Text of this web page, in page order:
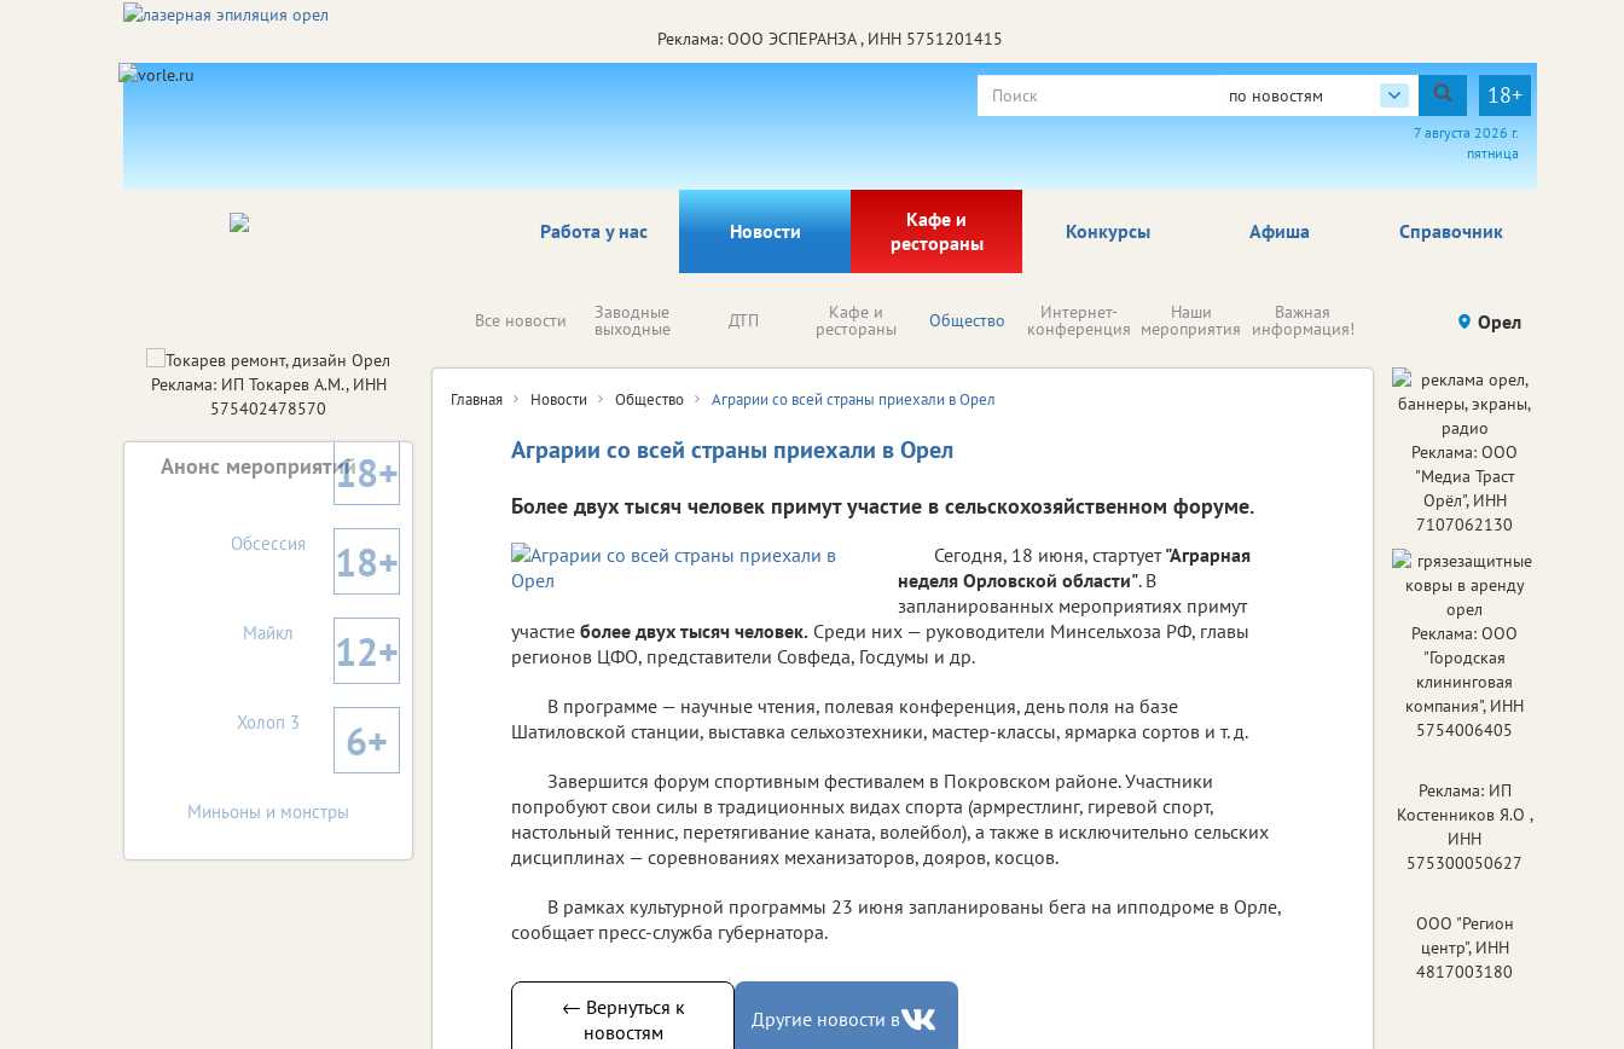
Реклама: ООО ЭСПЕРАНЗА , ИНН 5751201415
по новостям 18+
7 августа 2026 г.
пятница
Работа у нас Новости
Кафе и
рестораны
Афиша Справочник
Конкурсы
Все новости Заводные
выходные ДТП Кафе и
рестораны Общество Интернет-
конференция
Наши
мероприятия
Важная
информация! Происшествия Здоровье
Орел
Главная Новости Общество Аграрии со всей страны приехали в Орел
Аграрии со всей страны приехали в Орел
Более двух тысяч человек примут участие в сельскохозяйственном форуме.
Сегодня, 18 июня, стартует"Аграрная
неделя Орловской области". В
запланированных мероприятиях примут
участие более двух тысяч человек. Среди них — руководители Минсельхоза РФ, главы
регионов ЦФО, представители Совфеда, Госдумы и др.
В программе — научные чтения, полевая конференция, день поля на базе
Шатиловской станции, выставка сельхозтехники, мастер-классы, ярмарка сортов и т. д.
Завершится форум спортивным фестивалем в Покровском районе. Участники
попробуют свои силы в традиционных видах спорта (армрестлинг, гиревой спорт,
настольный теннис, перетягивание каната, волейбол), а также в исключительно сельских
дисциплинах — соревнованиях механизаторов, дояров, косцов.
В рамках культурной программы 23 июня запланированы бега на ипподроме в Орле,
сообщает пресс-служба губернатора.
← Вернуться к
новостям
Другие новости в
Реклама: ИП Токарев А.М., ИНН
575402478570
Анонс мероприятий18+
Обсессия 18+
Майкл 12+
Холоп 3 6+
Миньоны и монстры
Реклама: ООО
"Медиа Траст
Орёл", ИНН
7107062130
Реклама: ООО
"Городская
клининговая
компания", ИНН
5754006405
Реклама: ИП
Костенников Я.О ,
ИНН
575300050627
ООО "Регион
центр", ИНН
4817003180